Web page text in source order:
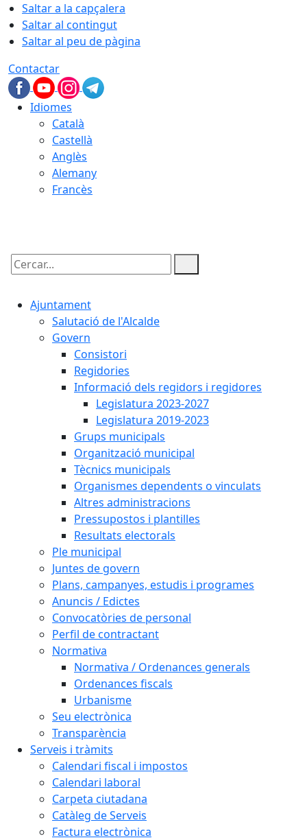
Saltar a la capçalera
Saltar al contingut
Saltar al peu de pàgina
Contactar
Idiomes
Català
Castellà
Anglès
Alemany
Francès
Cercar:
Ajuntament
Salutació de l'Alcalde
Govern
Consistori
Regidories
Informació dels regidors i regidores
Legislatura 2023-2027
Legislatura 2019-2023
Grups municipals
Organització municipal
Tècnics municipals
Organismes dependents o vinculats
Altres administracions
Pressupostos i plantilles
Resultats electorals
Ple municipal
Juntes de govern
Plans, campanyes, estudis i programes
Anuncis / Edictes
Convocatòries de personal
Perfil de contractant
Normativa
Normativa / Ordenances generals
Ordenances fiscals
Urbanisme
Seu electrònica
Transparència
Serveis i tràmits
Calendari fiscal i impostos
Calendari laboral
Carpeta ciutadana
Catàleg de Serveis
Factura electrònica